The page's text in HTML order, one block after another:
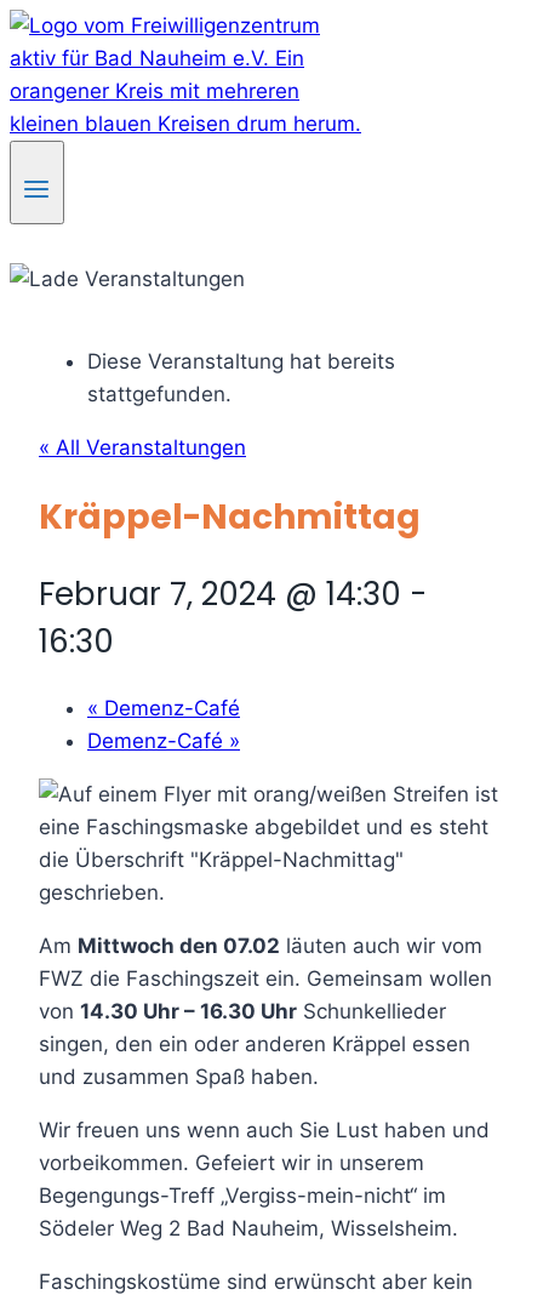
Skip
to
content
Diese Veranstaltung hat bereits
stattgefunden.
« All Veranstaltungen
Kräppel-Nachmittag
Februar 7, 2024 @ 14:30 -
16:30
« Demenz-Café
Demenz-Café »
Am Mittwoch den 07.02 läuten auch wir vom
FWZ die Faschingszeit ein. Gemeinsam wollen
von 14.30 Uhr – 16.30 Uhr Schunkellieder
singen, den ein oder anderen Kräppel essen
und zusammen Spaß haben.
Wir freuen uns wenn auch Sie Lust haben und
vorbeikommen. Gefeiert wir in unserem
Begengungs-Treff „Vergiss-mein-nicht“ im
Södeler Weg 2 Bad Nauheim, Wisselsheim.
Faschingskostüme sind erwünscht aber kein